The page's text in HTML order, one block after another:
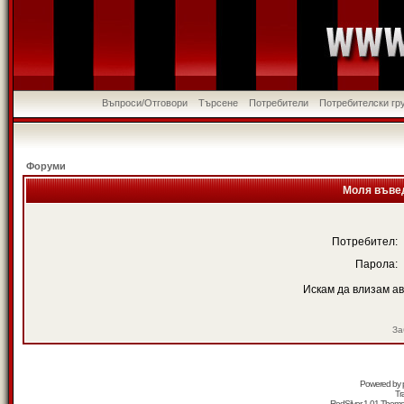
Въпроси/Отговори Търсене Потребители Потребителски
Форуми
Моля
Потребител:
Парола:
Искам да влизам
Powered by